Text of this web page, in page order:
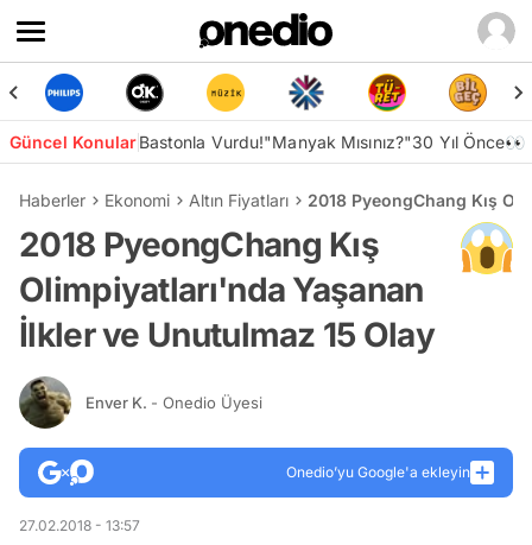
Güncel KonularBastonla Vurdu!"Manyak Mısınız?"30 Yıl Önce👀
Haberler Ekonomi Altın Fiyatları 2018 PyeongChang Kış
2018 PyeongChang Kış
Olimpiyatları'nda Yaşanan
İlkler ve Unutulmaz 15 Olay
Enver K. - Onedio Üyesi
Onedio’yu Google'a ekleyin
27.02.2018 - 13:57